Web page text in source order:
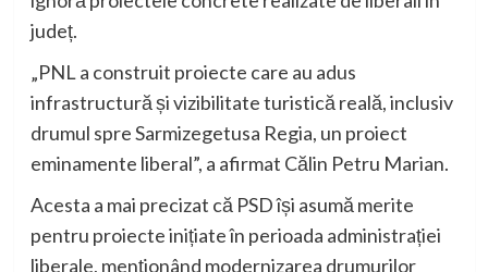
județ.
„PNL a construit proiecte care au adus
infrastructură și vizibilitate turistică reală, inclusiv
drumul spre Sarmizegetusa Regia, un proiect
eminamente liberal”, a afirmat Călin Petru Marian.
Acesta a mai precizat că PSD își asumă merite
pentru proiecte inițiate în perioada administrației
liberale, menționând modernizarea drumurilor